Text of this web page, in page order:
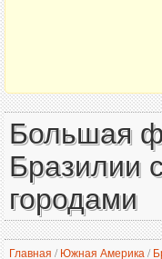
Большая
Бразилии
городами
Главная / Южная Америка /